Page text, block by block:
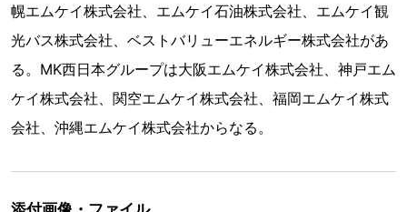
幌エムケイ株式会社、エムケイ石油株式会社、エムケイ観
光バス株式会社、ベストバリューエネルギー株式会社があ
る。MK西日本グループは大阪エムケイ株式会社、神戸エム
ケイ株式会社、関空エムケイ株式会社、福岡エムケイ株式
会社、沖縄エムケイ株式会社からなる。